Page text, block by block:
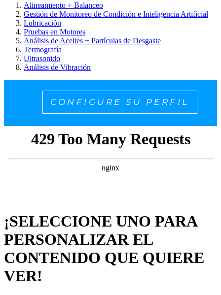
Alineamiento + Balanceo
Gestión de Monitoreo de Condición e Inteligencia Artificial
Lubricación
Pruebas en Motores
Análisis de Aceites + Partículas de Desgaste
Termografía
Ultrasonido
Análisis de Vibración
CONFIGURE SU PERFIL
¡SELECCIONE UNO PARA
PERSONALIZAR EL
CONTENIDO QUE QUIERE
VER!